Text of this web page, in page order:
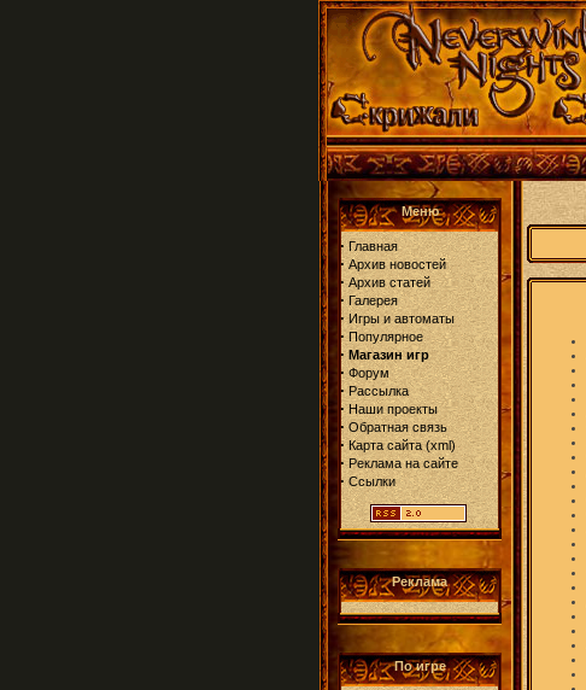
Меню
· Главная
· Архив новостей
· Архив статей
· Галерея
· Игры и автоматы
· Популярное
· Магазин игр
· Форум
· Рассылка
· Наши проекты
· Обратная связь
· Карта сайта(xml)
· Реклама на сайте
· Ссылки
Реклама
По игре